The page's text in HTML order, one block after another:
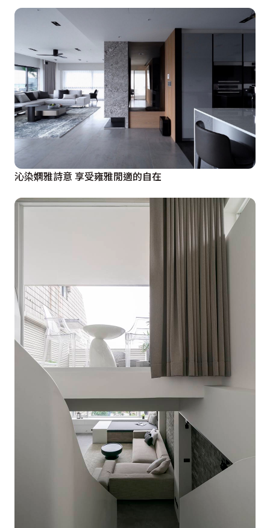
沁染嫻雅詩意 享受雍雅閒適的自在